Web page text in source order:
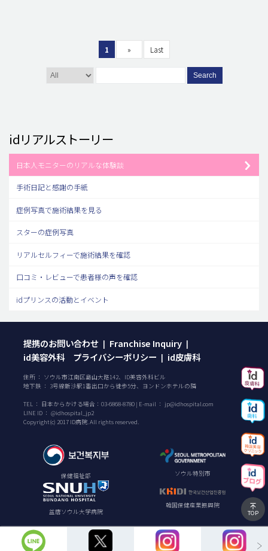
1 » Last
Search
idリアルストーリー
日本人モニターのリアルな体験談
手術日記と感謝の手紙
症例写真で施術結果を見る
スターの症例写真
リアルセルフィーで施術結果を確認
口コミ・レビューで患者様の声を確認
idプリンスの活動とイベント
提携のお問い合わせ | Franchise Inquiry |
id美容外科 プライバシーポリシー | id皮膚科
住所 ： ソウル市江南区島山大路142、ID美容外科ビル
地下鉄 ： 3号線新沙駅1番出口から徒歩5分、ヨンドンホテルの隣
TEL ： 日本からかける場合： 03-6868-8780 | E-mail ： jp@idhospital.com
LINE ID ： @idhospital_jp2
Copyright(c) 2017 ID病院. All rights reserved.
保健福祉部 ソウル特別市
盆唐ソウル大学病院
韓国保健産業振興院
TOP